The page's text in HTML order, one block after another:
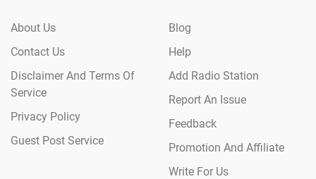
About Us
Contact Us
Disclaimer And Terms Of
Service
Privacy Policy
Guest Post Service
Blog
Help
Add Radio Station
Report An Issue
Feedback
Promotion And Affiliate
Write For Us